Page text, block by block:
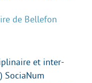
de Bellefon
et inter-
SociaNum